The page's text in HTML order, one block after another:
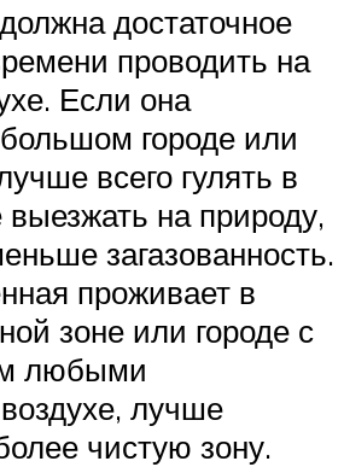
достаточное
проводить на
Если она
городе или
всего гулять в
на природу,
загазованность.
проживает в
зоне или городе с
любыми
лучше
чистую зону.